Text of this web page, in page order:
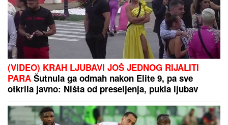
"TO TRAJE GODINAMA KADA SE NAPIJE"Jelena i
Sloba Radanović prvi put o pretnjama Ane Nikolić,
TUŽE JE pa otkrili šta se desilo:"Spominje mi
bolesno dete" (VIDEO)